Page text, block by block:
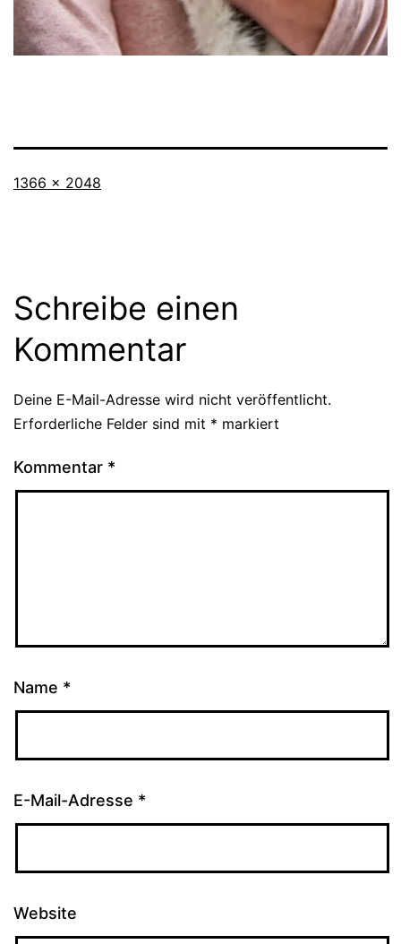
Originalgröße
1366 × 2048
Schreibe einen
Kommentar
Deine E-Mail-Adresse wird nicht veröffentlicht.
Erforderliche Felder sind mit * markiert
Kommentar *
Name *
E-Mail-Adresse *
Website